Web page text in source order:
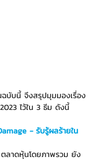
บับนี้ จึงสรุปมุมมองเรื่อง
ไว้ใน 3 ธีม ดังนี้
- รับรู้ผลร้ายใน